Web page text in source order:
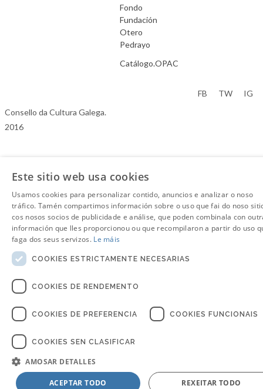
Fondo
Fundación
Otero
Pedrayo
Catálogo.OPAC
Consello da Cultura Galega.
2016
FB TW IG
Este sitio web usa cookies
Usamos cookies para personalizar contido, anuncios e analizar o noso
tráfico. Tamén compartimos información sobre o uso que fai do noso
cos nosos socios de publicidade e análise, que poden combinala con
información que lles proporcionou ou que recompilaron a partir do uso
faga dos seus servizos. Le máis
COOKIES ESTRICTAMENTE NECESARIAS
COOKIES DE RENDEMENTO
COOKIES DE PREFERENCIA COOKIES FUNCIONAIS
COOKIES SEN CLASIFICAR
AMOSAR DETALLES
ACEPTAR TODO REXEITAR TODO